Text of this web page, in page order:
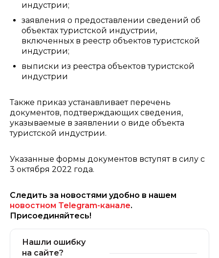
индустрии;
заявления о предоставлении сведений об
объектах туристской индустрии,
включенных в реестр объектов туристской
индустрии;
выписки из реестра объектов туристской
индустрии
Также приказ устанавливает перечень
документов, подтверждающих сведения,
указываемые в заявлении о виде объекта
туристской индустрии.
Указанные формы документов вступят в силу с
3 октября 2022 года.
Следить за новостями удобно в нашем
новостном Telegram-канале.
Присоединяйтесь!
Нашли ошибку
на сайте?